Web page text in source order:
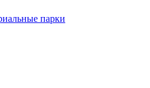
парки